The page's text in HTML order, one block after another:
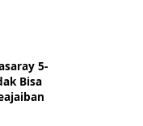
5-
Bisa